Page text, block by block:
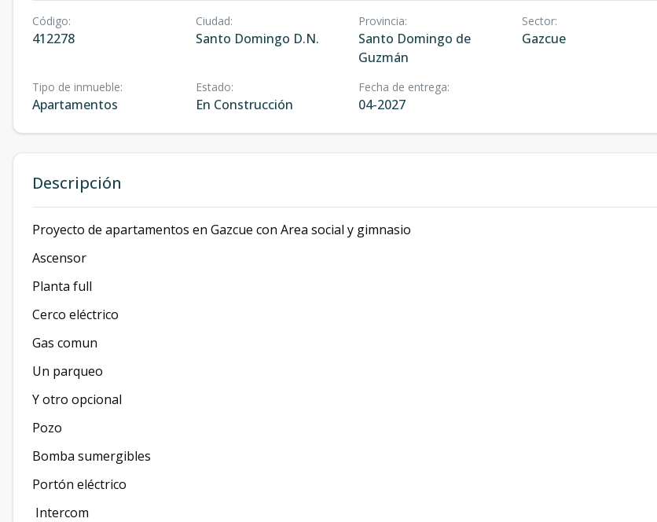
Código:
412278
Ciudad:
Santo Domingo D.N.
Provincia:
Santo Domingo de
Guzmán
Sector:
Gazcue
Tipo de inmueble:
Apartamentos
Estado:
En Construcción
Fecha de entrega:
04-2027
Descripción
Proyecto de apartamentos en Gazcue con Area social y gimnasio
Ascensor
Planta full
Cerco eléctrico
Gas comun
Un parqueo
Y otro opcional
Pozo
Bomba sumergibles
Portón eléctrico
Intercom